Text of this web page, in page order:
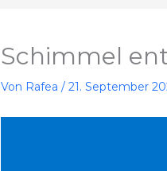
Schimmel
Von Rafea / 21. September